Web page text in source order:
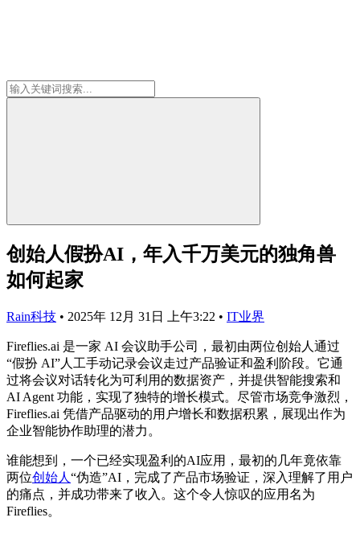
创始人假扮AI，年入千万美元的独角兽
如何起家
Rain科技 • 2025年 12月 31日 上午3:22 • IT业界
Fireflies.ai 是一家 AI 会议助手公司，最初由两位创始人通过
“假扮 AI”人工手动记录会议走过产品验证和盈利阶段。它通
过将会议对话转化为可利用的数据资产，并提供智能搜索和
AI Agent 功能，实现了独特的增长模式。尽管市场竞争激烈，
Fireflies.ai 凭借产品驱动的用户增长和数据积累，展现出作为
企业智能协作助理的潜力。
谁能想到，一个已经实现盈利的AI应用，最初的几年竟依靠
两位创始人 “伪造”AI，完成了产品市场验证，深入理解了用户
的痛点，并成功带来了收入。这个令人惊叹的应用名为
Fireflies。